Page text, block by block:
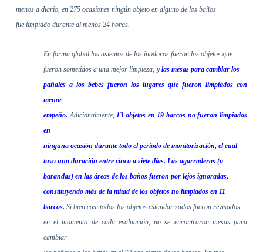
menos a diario, en 275 ocasiones ningún objeto en alguno de los baños
fue limpiado durante al menos 24 horas.
En forma global los asientos de los inodoros fueron los objetos que
fueron sometidos a una mejor limpieza; ylas mesas para cambiar los
pañales a los bebés fueron los lugares que fueron limpiados con
menor
empeño. Adicionalmente,13 objetos en 19 barcos no fueron limpiados
en
ninguna ocasión durante todo el periodo de monitorización, el cual
tuvo una duración entre cinco a siete días. Las agarraderas (o
barandas) en las áreas de los baños fueron por lejos ignoradas,
constituyendo más de la mitad de los objetos no limpiados en 11
barcos.Si bien casi todos los objetos estandarizados fueron revisados
en el momento de cada evaluación, no se encontraron mesas para
cambiar